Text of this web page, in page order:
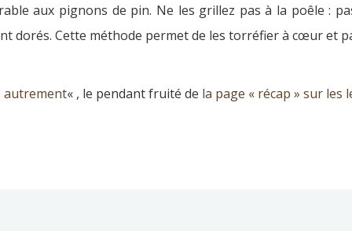
aux pignons de pin. Ne les grillez pas à la poêle :
dorés. Cette méthode permet de les torréfier à cœur et
autrement« , le pendant fruité de la page « récap » sur les